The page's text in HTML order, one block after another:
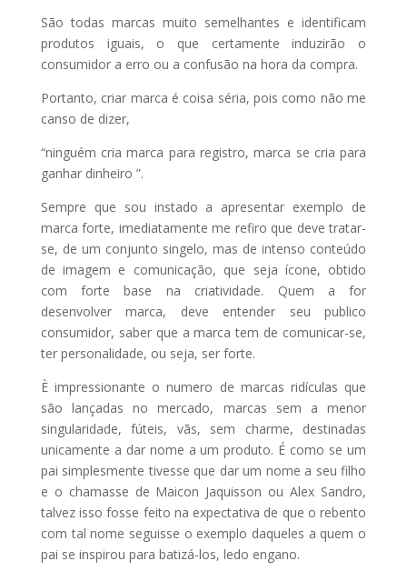
São todas marcas muito semelhantes e identificam
produtos iguais, o que certamente induzirão o
consumidor a erro ou a confusão na hora da compra.
Portanto, criar marca é coisa séria, pois como não me
canso de dizer,
“ninguém cria marca para registro, marca se cria para
ganhar dinheiro ”.
Sempre que sou instado a apresentar exemplo de
marca forte, imediatamente me refiro que deve tratar-
se, de um conjunto singelo, mas de intenso conteúdo
de imagem e comunicação, que seja ícone, obtido
com forte base na criatividade. Quem a for
desenvolver marca, deve entender seu publico
consumidor, saber que a marca tem de comunicar-se,
ter personalidade, ou seja, ser forte.
È impressionante o numero de marcas ridículas que
são lançadas no mercado, marcas sem a menor
singularidade, fúteis, vãs, sem charme, destinadas
unicamente a dar nome a um produto. É como se um
pai simplesmente tivesse que dar um nome a seu filho
e o chamasse de Maicon Jaquisson ou Alex Sandro,
talvez isso fosse feito na expectativa de que o rebento
com tal nome seguisse o exemplo daqueles a quem o
pai se inspirou para batizá-los, ledo engano.